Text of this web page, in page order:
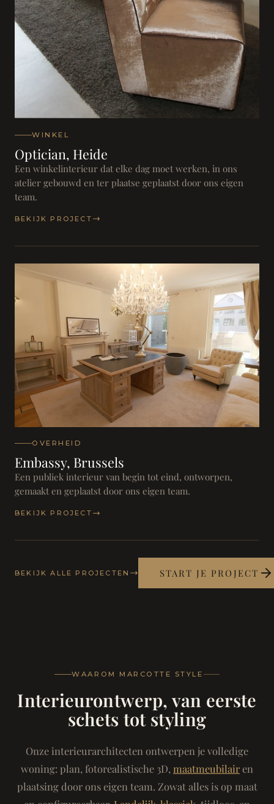
WINKEL
Optician, Heide
Een winkelinterieur dat elke dag moet werken, in ons
atelier gebouwd en ter plaatse geplaatst door ons eigen
team.
BEKIJK PROJECT
OVERHEID
Embassy, Brussels
Een publiek interieur van begin tot eind, ontworpen,
gemaakt en geplaatst door ons eigen team.
BEKIJK PROJECT
BEKIJK ALLE PROJECTEN START JE PROJECT
WAAROM MARCOTTE STYLE
Interieurontwerp, van eerste
schets tot styling
Onze interieurarchitecten ontwerpen je volledige
woning: plan, fotorealistische 3D, maatmeubilairen
plaatsing door ons eigen team. Zowat alles is op maat